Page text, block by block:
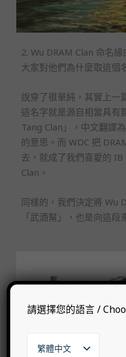
2. Wu DRAM Clan 命名緣
大家對他們為什麼取這個
說穿了很單純，其實上一
這名字就是源自相當具有
Tang Clan」，中文翻譯
的意思。而 WDC 把
去，就成了我們喜愛的 IB
Clan。
同樣的，我們決定將 Wu
「武酒幫」，也是向這段
請選擇您的語言 /
繁體中文